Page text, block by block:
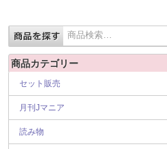
商品カテゴリー
セット販売
月刊Jマニア
読み物